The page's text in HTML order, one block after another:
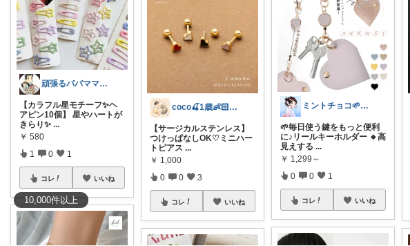
10,000件以上
頑張るパパママ応援隊@育児・子供用品紹介
【カラフル星モチーフ✨ヘ
アピン10個】 星やハートが
きらり✨ ...
￥ 580
1 0 1
コレ いいね
coco🍒1歳👶🏻5歳🐈
【サージカルステンレス】
つけっぱなしOK♡ミニハー
トピアス...
￥ 1,000
0 0 3
コレ いいね
ミントチョコ🌱いつもありがとう
🌱毎日使う鍵をもっと便利
に♪リールキーホルダー 🔸高
見えする ...
￥ 1,299～
0 0 1
コレ いいね